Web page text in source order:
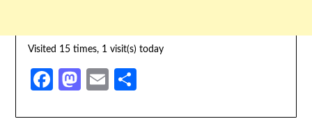
Visited 15 times, 1 visit(s) today
Facebook
Mastodon
Email